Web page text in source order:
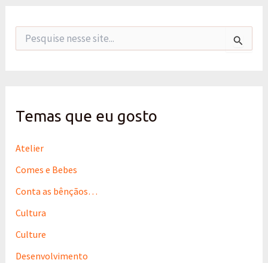
e
s
a
p
r
Temas que eu gosto
Atelier
Comes e Bebes
Conta as bênçãos…
Cultura
Culture
Desenvolvimento